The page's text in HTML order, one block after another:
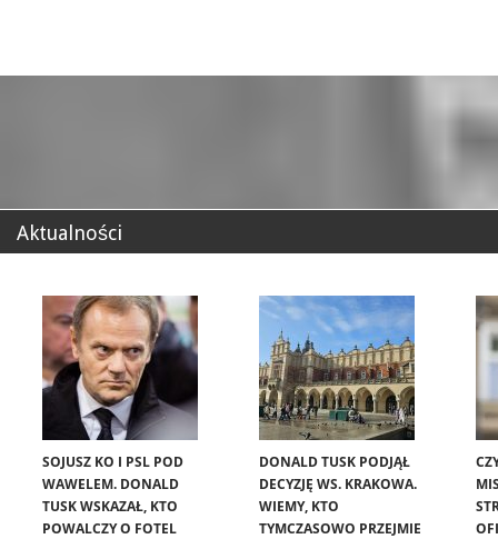
Aktualności
SOJUSZ KO I PSL POD
WAWELEM. DONALD
TUSK WSKAZAŁ, KTO
POWALCZY O FOTEL
DONALD TUSK PODJĄŁ
DECYZJĘ WS. KRAKOWA.
WIEMY, KTO
TYMCZASOWO PRZEJMIE